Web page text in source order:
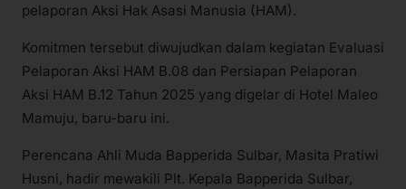
pelaporan Aksi Hak Asasi Manusia (HAM).
Komitmen tersebut diwujudkan dalam kegiatan Evaluasi
Pelaporan Aksi HAM B.08 dan Persiapan Pelaporan
Aksi HAM B.12 Tahun 2025 yang digelar di Hotel Maleo
Mamuju, baru-baru ini.
Perencana Ahli Muda Bapperida Sulbar, Masita Pratiwi
Husni, hadir mewakili Plt. Kepala Bapperida Sulbar,